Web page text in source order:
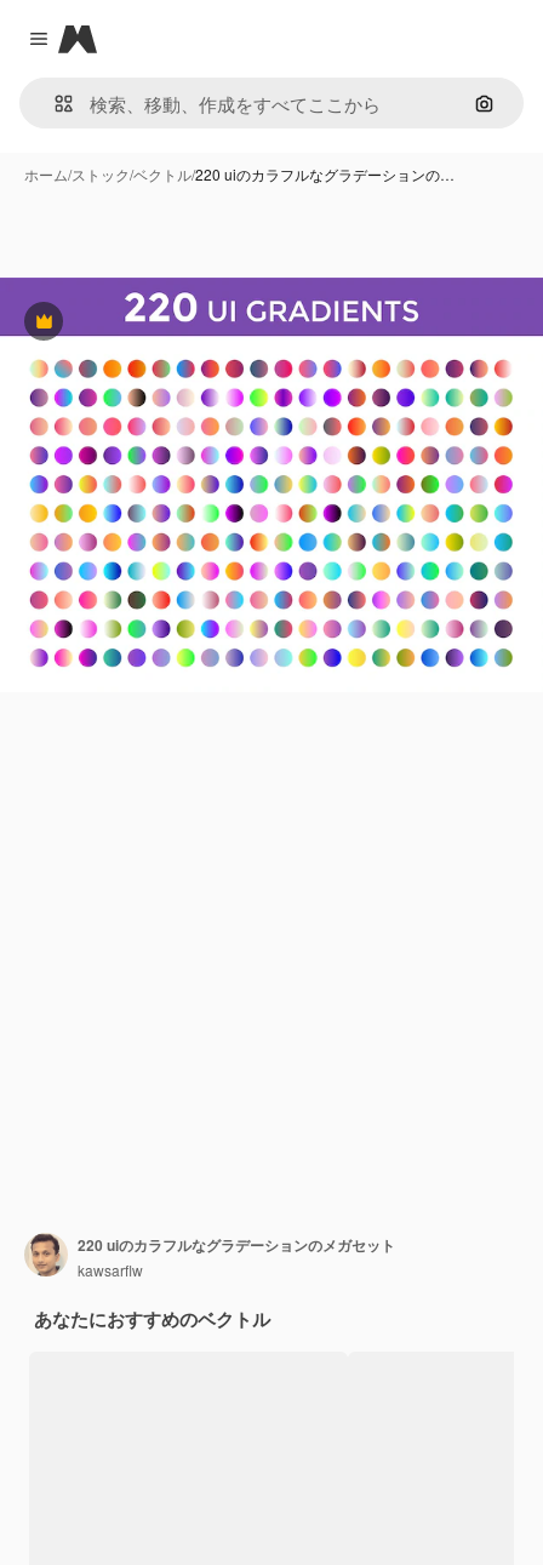
Close menu
Magnific
画像で
ホーム/ストック/ベクトル/220 uiのカラフルなグラデーションの…
Premium
220 uiのカラフルなグラデーションのメガセット
kawsarflw
あなたにおすすめのベクトル